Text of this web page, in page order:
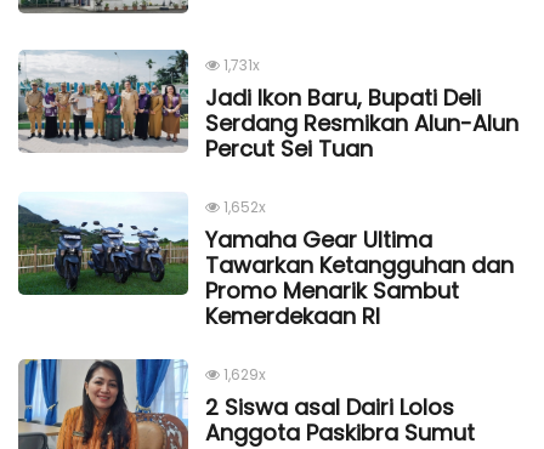
1,731x
Jadi Ikon Baru, Bupati Deli
Serdang Resmikan Alun-Alun
Percut Sei Tuan
1,652x
Yamaha Gear Ultima
Tawarkan Ketangguhan dan
Promo Menarik Sambut
Kemerdekaan Rl
1,629x
2 Siswa asal Dairi Lolos
Anggota Paskibra Sumut